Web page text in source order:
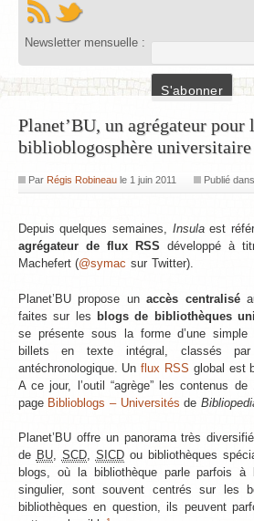
Newsletter mensuelle :
Planet’BU, un agrégateur pour
biblioblogosphère universitaire
Par Régis Robineaule 1 juin 2011 Publié dans
Depuis quelques semaines, Insulaest
agrégateur de flux RSS développé à
Machefert (@symac sur Twitter).
Planet’BU propose unaccès centralisé
faites sur les blogs de bibliothèques
se présente sous la forme d’une
billets en texte intégral, classés
antéchronologique. Unflux RSS global est
A ce jour, l’outil “agrège” les contenus
page Biblioblogs – Universités de
Planet’BU offre un panorama très
de BU, SCD, SICDou bibliothèques
blogs, où la bibliothèque parle parfois à
singulier, sont souvent centrés sur les
bibliothèques en question, ils peuvent